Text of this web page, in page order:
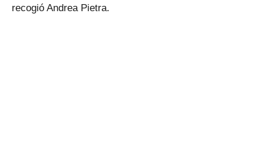
recogió Andrea Pietra.